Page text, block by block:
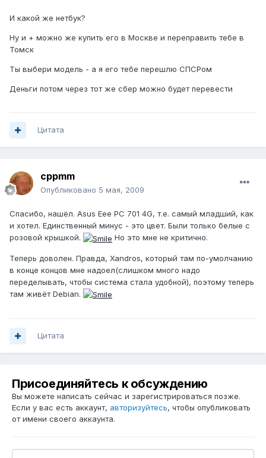
И какой же нетбук?
Ну и + можно же купить его в Москве и переправить тебе в
Томск
Ты выбери модель - а я его тебе перешлю СПСРом
Деньги потом через тот же сбер можно будет перевести
Цитата
cppmm
Опубликовано 5 мая, 2009
Спасибо, нашёл. Asus Eee PC 701 4G, т.е. самый младший, как
и хотел. Единственный минус - это цвет. Были только белые с
розовой крышкой.
Но это мне не критично.
Теперь доволен. Правда, Xandros, который там по-умолчанию
в конце концов мне надоел(слишком много надо
переделывать, чтобы система стала удобной), поэтому теперь
там живёт Debian.
Цитата
Присоединяйтесь к обсуждению
Вы можете написать сейчас и зарегистрироваться позже.
Если у вас есть аккаунт, авторизуйтесь, чтобы опубликовать
от имени своего аккаунта.